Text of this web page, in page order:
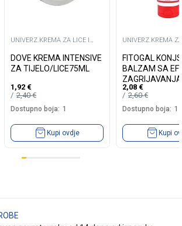
UNIVERZ.KREMA ZA LICE I
TIJELO
DOVE KREMA INTENSIVE
ZA TIJELO/LICE75ML
1,92 €
2,40€
Dostupno boja: 1
Kupi ovdje
UNIVERZ.KREMA
TIJELO
FITOGAL
BALZAM SA
ZAGRIJAVANJA
2,08 €
2,60€
Dostupno boja: 1
Kupi